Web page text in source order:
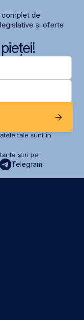
de
și oferte
tale sunt în
știri pe:
Telegram